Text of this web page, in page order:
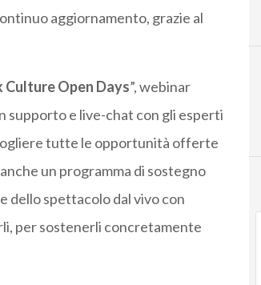
aggiornamento, grazie al
Culture Open Days”, webinar
supporto e live-chat con gli esperti
tutte le opportunità offerte
un programma di sostegno
dello spettacolo dal vivo con
per sostenerli concretamente